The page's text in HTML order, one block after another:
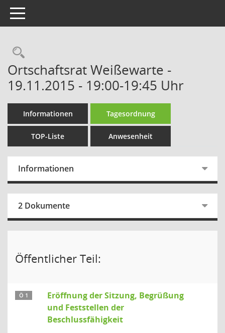
Toggle navigation
Rechercheauswahl
Ortschaftsrat Weißewarte -
19.11.2015 - 19:00-19:45 Uhr
Informationen Tagesordnung
TOP-Liste Anwesenheit
Informationen
2 Dokumente
Öffentlicher Teil:
Ö 1
Eröffnung der Sitzung, Begrüßung
und Feststellen der
Beschlussfähigkeit